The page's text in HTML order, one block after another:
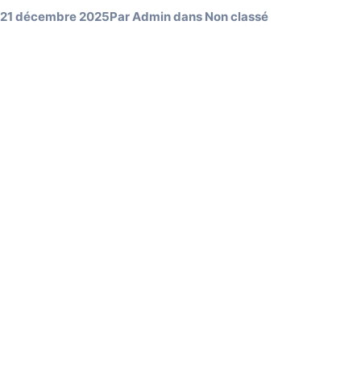
21 décembre 2025ParAdmindans Non classé